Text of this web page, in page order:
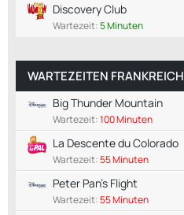
Discovery Club
Wartezeit:5 Minuten
WARTEZEITEN FRANKREICH
Big Thunder Mountain
Wartezeit:100 Minuten
La Descente du Colorado
Wartezeit:55 Minuten
Peter Pan's Flight
Wartezeit:55 Minuten